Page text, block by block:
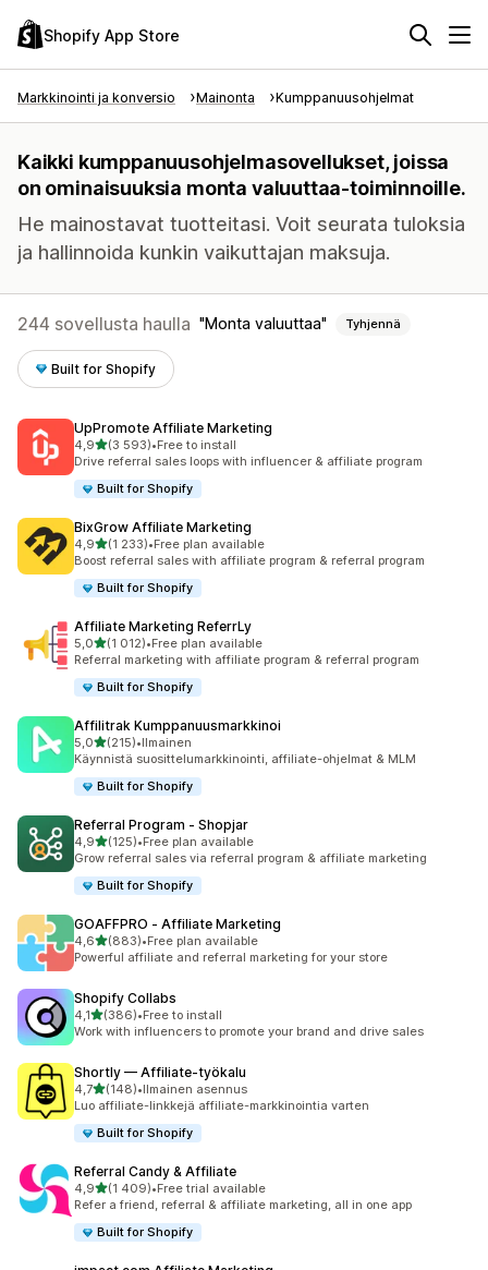
Shopify App Store
Markkinointi ja konversio Mainonta Kumppanuusohjelmat
Kaikki kumppanuusohjelmasovellukset, joissa
on ominaisuuksia monta valuuttaa-toiminnoille.
He mainostavat tuotteitasi. Voit seurata tuloksia
ja hallinnoida kunkin vaikuttajan maksuja.
244 sovellusta haulla Monta valuuttaa Tyhjennä
Built for Shopify
UpPromote Affiliate Marketing
4,9/ 5 tähteä
(3 593)
3593 arvostelua yhteensä
•Free to install
Drive referral sales loops with influencer & affiliate program
Built for Shopify
BixGrow Affiliate Marketing
4,9/ 5 tähteä
(1 233)
1233 arvostelua yhteensä
•Free plan available
Boost referral sales with affiliate program & referral program
Built for Shopify
Affiliate Marketing ReferrLy
5,0/ 5 tähteä
(1 012)
1012 arvostelua yhteensä
•Free plan available
Referral marketing with affiliate program & referral program
Built for Shopify
Affilitrak Kumppanuusmarkkinoi
5,0/ 5 tähteä
(215)
215 arvostelua yhteensä
•Ilmainen
Käynnistä suosittelumarkkinointi, affiliate-ohjelmat & MLM
Built for Shopify
Referral Program ‑ Shopjar
4,9/ 5 tähteä
(125)
125 arvostelua yhteensä
•Free plan available
Grow referral sales via referral program & affiliate marketing
Built for Shopify
GOAFFPRO ‑ Affiliate Marketing
4,6/ 5 tähteä
(883)
883 arvostelua yhteensä
•Free plan available
Powerful affiliate and referral marketing for your store
Shopify Collabs
4,1/ 5 tähteä
(386)
386 arvostelua yhteensä
•Free to install
Work with influencers to promote your brand and drive sales
Shortly — Affiliate‑työkalu
4,7/ 5 tähteä
(148)
148 arvostelua yhteensä
•Ilmainen asennus
Luo affiliate-linkkejä affiliate-markkinointia varten
Built for Shopify
Referral Candy & Affiliate
4,9/ 5 tähteä
(1 409)
1409 arvostelua yhteensä
•Free trial available
Refer a friend, referral & affiliate marketing, all in one app
Built for Shopify